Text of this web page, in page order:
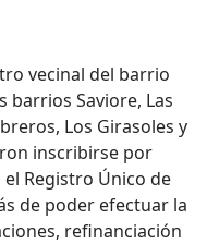
vecinal del barrio
barrios Saviore, Las
Los Girasoles y
inscribirse por
Registro Único de
de poder efectuar la
refinanciación